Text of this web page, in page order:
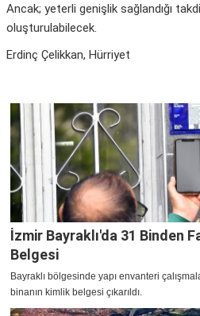
Ancak; yeterli genişlik sağlandığı
oluşturulabilecek.
Erdinç Çelikkan, Hürriyet
İzmir Bayraklı'da 31 Binden
Belgesi
Bayraklı bölgesinde yapı envanteri
binanın kimlik belgesi çıkarıldı.